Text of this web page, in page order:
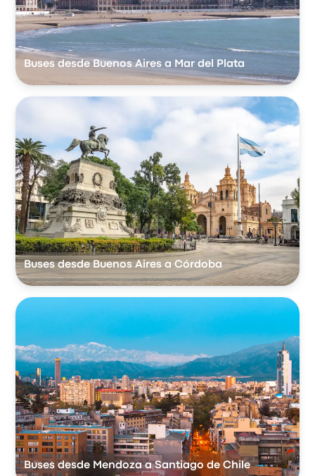
Buses desde Buenos Aires a Mar del Plata
Buses desde Buenos Aires a Córdoba
Buses desde Mendoza a Santiago de Chile